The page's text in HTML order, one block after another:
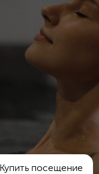
Купить посещение